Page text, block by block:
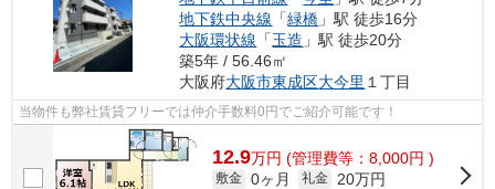
地下鉄中央線 「緑橋 」駅 徒歩16分
大阪環状線 「玉造 」駅 徒歩20分
築5年 / 56.46㎡
大阪府大阪市東成区大今里 １丁目
当物件も弊社賃貸フリーでは仲介手数料0円でご紹介可能です！
12.9万円 (管理費等：8,000円 )
敷金 0ヶ月 礼金
20万円